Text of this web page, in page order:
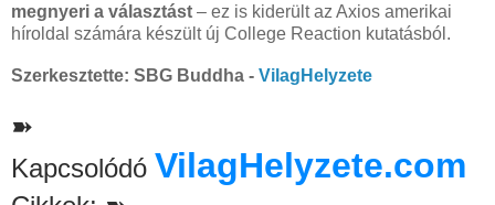
megnyeri a választást – ez is kiderült az Axios amerikai
híroldal számára készült új College Reaction kutatásból.
Szerkesztette: SBG Buddha - VilagHelyzete
➽
Kapcsolódó VilagHelyzete.com